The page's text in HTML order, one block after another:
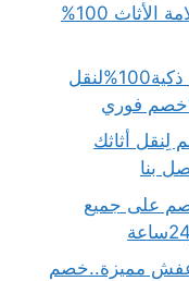
وأسعار تبدأ من200ريال وضمان سلامة الأثاث 100%
دينا نقل عفش خارج الرياض..حلول ذكية100%لنقل
بـ45%خصم لِنقل أثاثك
اثاث بالرياض..23%خصم على جميع
مميزة..خصم